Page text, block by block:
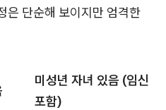
은 단순해 보이지만 엄격한
미성년 자녀 있음 (임신
포함)